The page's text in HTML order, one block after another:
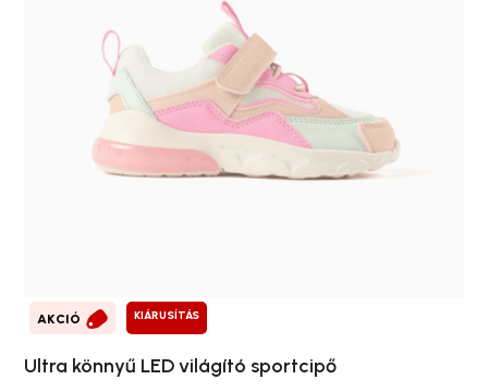
AKCIÓ KIÁRUSÍTÁS
Ultra könnyű LED világító sportcipő